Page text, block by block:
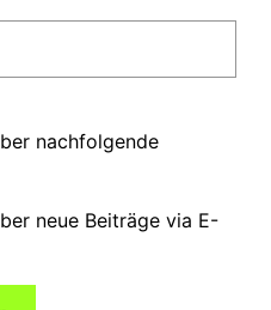
nachfolgende
neue Beiträge via E-